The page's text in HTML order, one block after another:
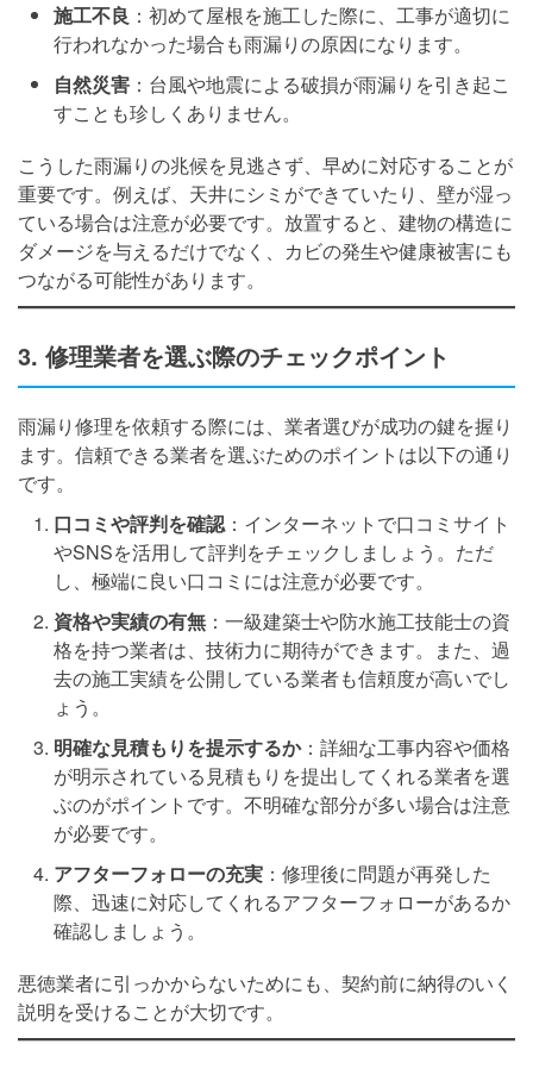
施工不良 ：初めて屋根を施工した際に、工事が適切に
行われなかった場合も雨漏りの原因になります。
自然災害 ：台風や地震による破損が雨漏りを引き起こ
すことも珍しくありません。
こうした雨漏りの兆候を見逃さず、早めに対応することが
重要です。例えば、天井にシミができていたり、壁が湿っ
ている場合は注意が必要です。放置すると、建物の構造に
ダメージを与えるだけでなく、カビの発生や健康被害にも
つながる可能性があります。
3. 修理業者を選ぶ際のチェックポイント
雨漏り修理を依頼する際には、業者選びが成功の鍵を握り
ます。信頼できる業者を選ぶためのポイントは以下の通り
です。
口コミや評判を確認：インターネットで口コミサイト
やSNSを活用して評判をチェックしましょう。ただ
し、極端に良い口コミには注意が必要です。
資格や実績の有無 ：一級建築士や防水施工技能士の資
格を持つ業者は、技術力に期待ができます。また、過
去の施工実績を公開している業者も信頼度が高いでし
ょう。
明確な見積もりを提示するか：詳細な工事内容や価格
が明示されている見積もりを提出してくれる業者を選
ぶのがポイントです。不明確な部分が多い場合は注意
が必要です。
アフターフォローの充実 ：修理後に問題が再発した
際、迅速に対応してくれるアフターフォローがあるか
確認しましょう。
悪徳業者に引っかからないためにも、契約前に納得のいく
説明を受けることが大切です。